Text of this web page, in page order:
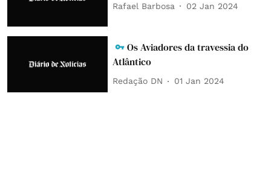
Rafael Barbosa 02 Jan 2024
Os Aviadores da travessia do
Atlântico
Redação DN 01 Jan 2024